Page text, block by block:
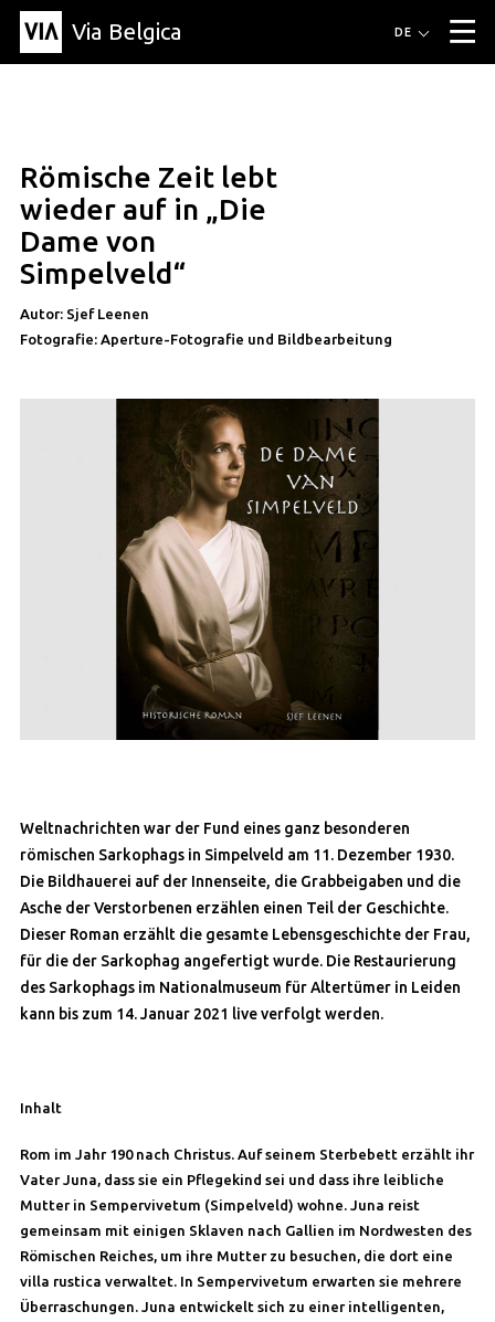
Via Belgica ▼
Artikel
Bildung
Rezept
Freunde
Über Via Belgica
DE
Römische Zeit lebt
wieder auf in „Die
Dame von
Simpelveld“
Autor: Sjef Leenen
Fotografie: Aperture-Fotografie und Bildbearbeitung
Weltnachrichten war der Fund eines ganz besonderen
römischen Sarkophags in Simpelveld am 11. Dezember 1930.
Die Bildhauerei auf der Innenseite, die Grabbeigaben und die
Asche der Verstorbenen erzählen einen Teil der Geschichte.
Dieser Roman erzählt die gesamte Lebensgeschichte der Frau,
für die der Sarkophag angefertigt wurde. Die Restaurierung
des Sarkophags im Nationalmuseum für Altertümer in Leiden
kann bis zum 14. Januar 2021 live verfolgt werden.
Inhalt
Rom im Jahr 190 nach Christus. Auf seinem Sterbebett erzählt ihr
Vater Juna, dass sie ein Pflegekind sei und dass ihre leibliche
Mutter in Sempervivetum (Simpelveld) wohne. Juna reist
gemeinsam mit einigen Sklaven nach Gallien im Nordwesten des
Römischen Reiches, um ihre Mutter zu besuchen, die dort eine
villa rustica verwaltet. In Sempervivetum erwarten sie mehrere
Überraschungen. Juna entwickelt sich zu einer intelligenten,